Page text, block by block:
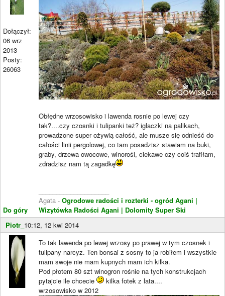
Dołączył:
06 wrz
2013
Posty:
26063
Do góry
Obłędne wrzosowisko i lawenda rosnie po lewej czy
tak?....czy czosnki i tulipanki też? iglaczki na palikach,
prowadzone super ożywią całość, ale musze się odnieść do
całości linii pergolowej, co tam posadzisz stawiam na buki,
graby, drzewa owocowe, winorośl, ciekawe czy coiś trafiłam,
zdradzisz nam tą zagadkę
Agata - Ogrodowe radości i rozterki - ogród Agani |
Wizytówka Radości Agani | Dolomity Super Ski
Piotr_ 10:12, 12 kwi 2014
To tak lawenda po lewej wrzosy po prawej w tym czosnek i
tulipany narcyz. Ten bonsai z sosny to ja robiłem i wszystkie
mam swoje nie mam kupnych mam ich kilka.
Pod płotem 80 szt winogron rośnie na tych konstrukcjach
pytajcie ile chcecie
kilka fotek z lata....
wrzosowisko w 2012